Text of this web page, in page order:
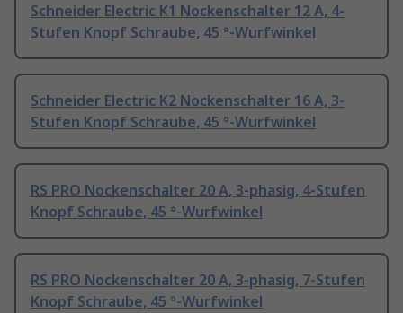
Schneider Electric K1 Nockenschalter 12 A, 4-
Stufen Knopf Schraube, 45 °-Wurfwinkel
Schneider Electric K2 Nockenschalter 16 A, 3-
Stufen Knopf Schraube, 45 °-Wurfwinkel
RS PRO Nockenschalter 20 A, 3-phasig, 4-Stufen
Knopf Schraube, 45 °-Wurfwinkel
RS PRO Nockenschalter 20 A, 3-phasig, 7-Stufen
Knopf Schraube, 45 °-Wurfwinkel